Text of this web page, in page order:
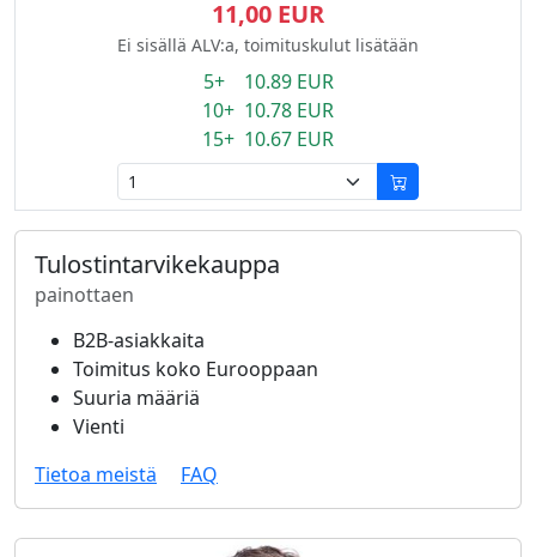
11,00 EUR
Ei sisällä ALV:a, toimituskulut lisätään
5+ 10.89 EUR
10+ 10.78 EUR
15+ 10.67 EUR
Tulostintarvikekauppa
painottaen
B2B-asiakkaita
Toimitus koko Eurooppaan
Suuria määriä
Vienti
Tietoa meistä
FAQ